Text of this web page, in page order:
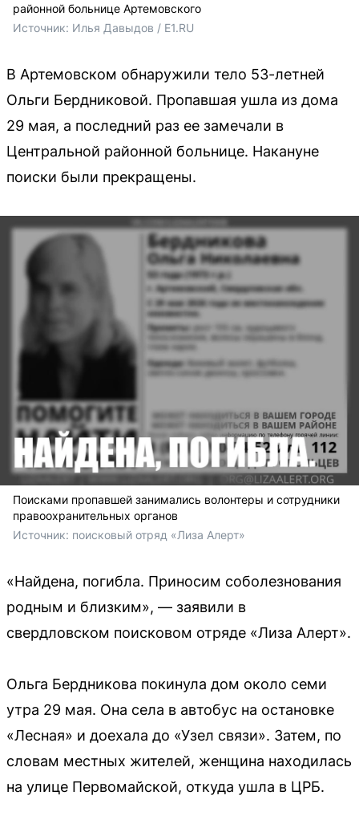
районной больнице Артемовского
Источник: Илья Давыдов / E1.RU
В Артемовском обнаружили тело 53-летней
Ольги Бердниковой. Пропавшая ушла из дома
29 мая, а последний раз ее замечали в
Центральной районной больнице. Накануне
поиски были прекращены.
Поисками пропавшей занимались волонтеры и сотрудники
правоохранительных органов
Источник: поисковый отряд «Лиза Алерт»
«Найдена, погибла. Приносим соболезнования
родным и близким», — заявили в
свердловском поисковом отряде «Лиза Алерт».
Ольга Бердникова покинула дом около семи
утра 29 мая. Она села в автобус на остановке
«Лесная» и доехала до «Узел связи». Затем, по
словам местных жителей, женщина находилась
на улице Первомайской, откуда ушла в ЦРБ.